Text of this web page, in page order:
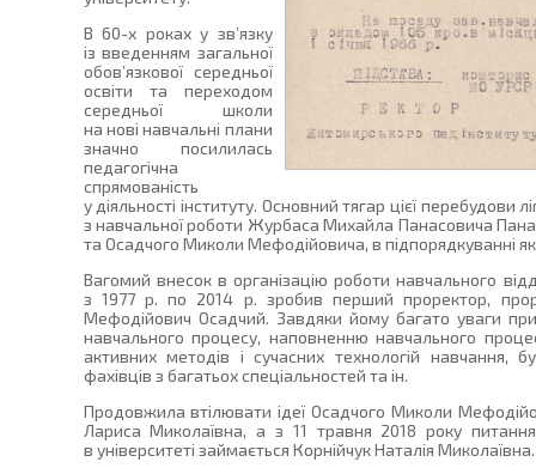
В 60-х роках у зв’язку
із введенням загальної
обов’язкової середньої
освіти та переходом
середньої школи
на нові навчальні плани
значно посилилась
педагогічна
спрямованість
у діяльності інституту. Основний тягар цієї перебудови
з навчальної роботи Журбаса Михайла Панасовича
та Осадчого Миколи Мефодійовича, в підпорядкуванні
Вагомий внесок в організацію роботи навчального
з 1977 р. по 2014 р. зробив перший проректор,
Мефодійович Осадчий. Завдяки йому багато уваги
навчального процесу, наповненню навчального
активних методів і сучасних технологій навчання,
фахівців з багатьох спеціальностей та ін.
Продовжила втілювати ідеї Осадчого Миколи
Лариса Миколаївна, а з 11 травня 2018 року
в університеті займається Корнійчук Наталія Миколаївна.